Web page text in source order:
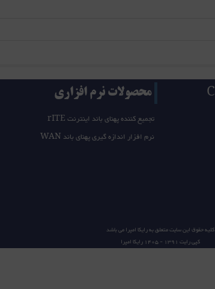
محصولات نرم افزاری
تجمیع کننده پهنای باند اینترنت rITE
نرم افزار اندازه گیری پهنای باند WAN
کلیه حقوق این سایت متعلق بهرایکا امپرامی باشد
کپی رایت 1391 - 1405
رایکا امپرا